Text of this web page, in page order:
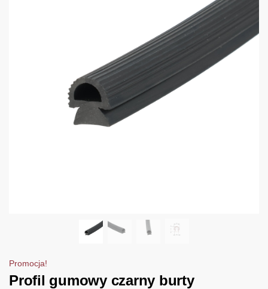
Promocja!
Profil gumowy czarny burty